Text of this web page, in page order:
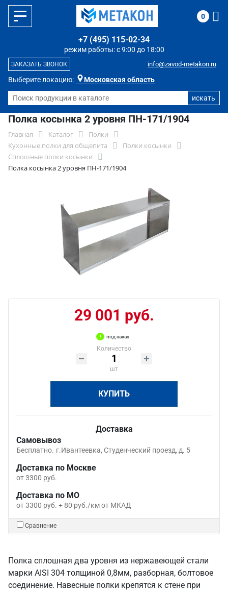
Выберите локацию: Московская область
режим работы: с 9:00 до 18:00
+7 (495) 115-02-34
info@zavod-metakon.ru
ЗАКАЗАТЬ ЗВОНОК
0
Полка косынка 2 уровня ПН-171/1904
Главная Каталог
Полки
Кухонные полки для общепита
Полки косынки
Сплошные полки косынки
Полка косынка 2 уровня ПН-171/1904
29 001 руб.
под заказ
Количество
шт
КУПИТЬ
Доставка
Самовывоз
Бесплатно. г.Ивантеевка, Студенческий проезд, д. 5
Доставка по Москве
от 3300 руб.
Доставка по МО
от 3300 руб. + 80 руб./км от МКАД
Сравнение
Полка сплошная два уровня из нержавеющей стали
марки AISI 304 толщиной 0,8мм, разборная, болтовое
соединение. Навесные полки крепятся к стене при